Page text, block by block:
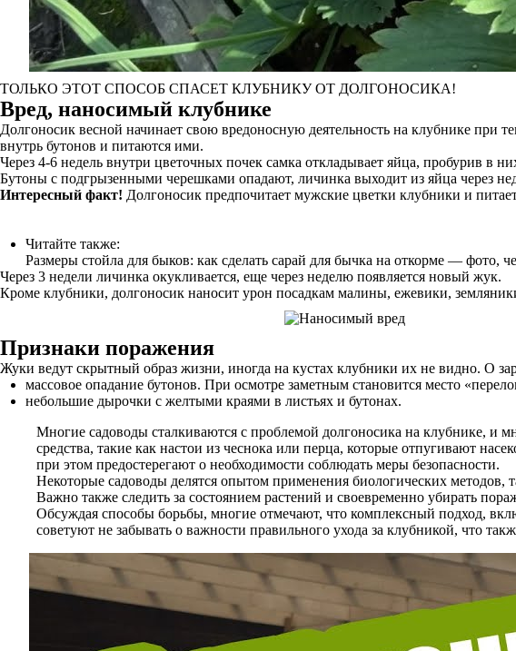
ТОЛЬКО ЭТОТ СПОСОБ СПАСЕТ КЛУБНИКУ ОТ ДОЛГОНОСИКА!
Вред, наносимый клубнике
Долгоносик весной начинает свою вредоносную деятельность на клубнике при
внутрь бутонов и питаются ими.
Через 4-6 недель внутри цветочных почек самка откладывает яйца, пробурив в
Бутоны с подгрызенными черешками опадают, личинка выходит из яйца через
Интересный факт! Долгоносик предпочитает мужские цветки клубники и
Читайте также:
Размеры стойла для быков: как сделать сарай для бычка на откорме — фото,
Через 3 недели личинка окукливается, еще через неделю появляется новый жук.
Кроме клубники, долгоносик наносит урон посадкам малины, ежевики,
Признаки поражения
Жуки ведут скрытный образ жизни, иногда на кустах клубники их не видно. О
массовое опадание бутонов. При осмотре заметным становится место
небольшие дырочки с желтыми краями в листьях и бутонах.
Многие садоводы сталкиваются с проблемой долгоносика на клубнике, и
средства, такие как настои из чеснока или перца, которые отпугивают
при этом предостерегают о необходимости соблюдать меры безопасности.
Некоторые садоводы делятся опытом применения биологических
Важно также следить за состоянием растений и своевременно убирать
Обсуждая способы борьбы, многие отмечают, что комплексный подход,
советуют не забывать о важности правильного ухода за клубникой, что